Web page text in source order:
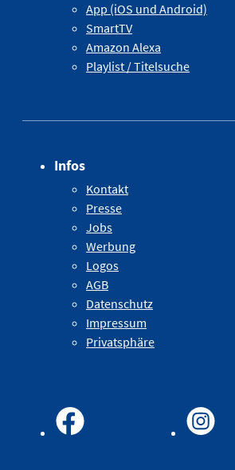
App (iOS und Android)
SmartTV
Amazon Alexa
Playlist / Titelsuche
Infos
Kontakt
Presse
Jobs
Werbung
Logos
AGB
Datenschutz
Impressum
Privatsphäre